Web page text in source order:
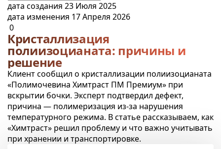
дата создания 23 Июля 2025
дата изменения 17 Апреля 2026
0
Кристаллизация
полиизоцианата: причины и
решение
Клиент сообщил о кристаллизации полиизоцианата
«Полимочевина Химтраст ПМ Премиум» при
вскрытии бочки. Эксперт подтвердил дефект,
причина — полимеризация из-за нарушения
температурного режима. В статье рассказываем, как
«Химтраст» решил проблему и что важно учитывать
при хранении и транспортировке.